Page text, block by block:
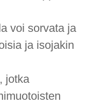
voi sorvata ja
ja isojakin
jotka